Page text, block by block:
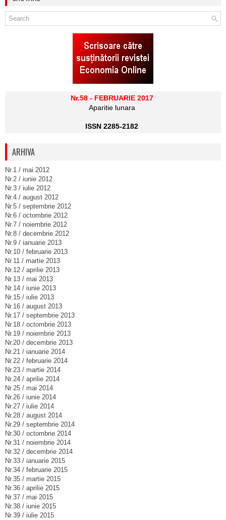
Nr.58 - FEBRUARIE 2017
Aparitie lunara
ISSN 2285-2182
ARHIVA
Nr.1 / mai 2012
Nr.2 / iunie 2012
Nr.3 / iulie 2012
Nr.4 / august 2012
Nr.5 / septembrie 2012
Nr.6 / octombrie 2012
Nr.7 / noiembrie 2012
Nr.8 / decembrie 2012
Nr.9 / ianuarie 2013
Nr.10 / februarie 2013
Nr.11 / martie 2013
Nr.12 / aprilie 2013
Nr.13 / mai 2013
Nr.14 / iunie 2013
Nr.15 / iulie 2013
Nr.16 / august 2013
Nr.17 / septembrie 2013
Nr.18 / octombrie 2013
Nr.19 / noiembrie 2013
Nr.20 / decembrie 2013
Nr.21 / ianuarie 2014
Nr.22 / februarie 2014
Nr.23 / martie 2014
Nr.24 / aprilie 2014
Nr.25 / mai 2014
Nr.26 / iunie 2014
Nr.27 / iulie 2014
Nr.28 / august 2014
Nr.29 / septembrie 2014
Nr.30 / octombrie 2014
Nr.31 / noiembrie 2014
Nr.32 / decembrie 2014
Nr.33 / ianuarie 2015
Nr.34 / februarie 2015
Nr.35 / martie 2015
Nr.36 / aprilie 2015
Nr.37 / mai 2015
Nr.38 / iunie 2015
Nr.39 / iulie 2015